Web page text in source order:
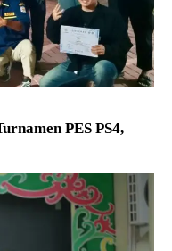
PES PS4,